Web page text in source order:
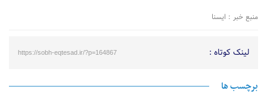
منبع خبر : ایسنا
لینک کوتاه : https://sobh-eqtesad.ir/?p=164867
برچسب ها